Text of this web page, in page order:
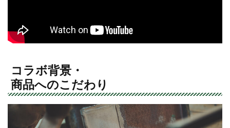
コラボ背景・
商品へのこだわり